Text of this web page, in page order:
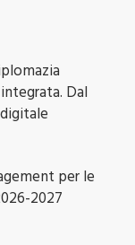
Dal
per le
2027